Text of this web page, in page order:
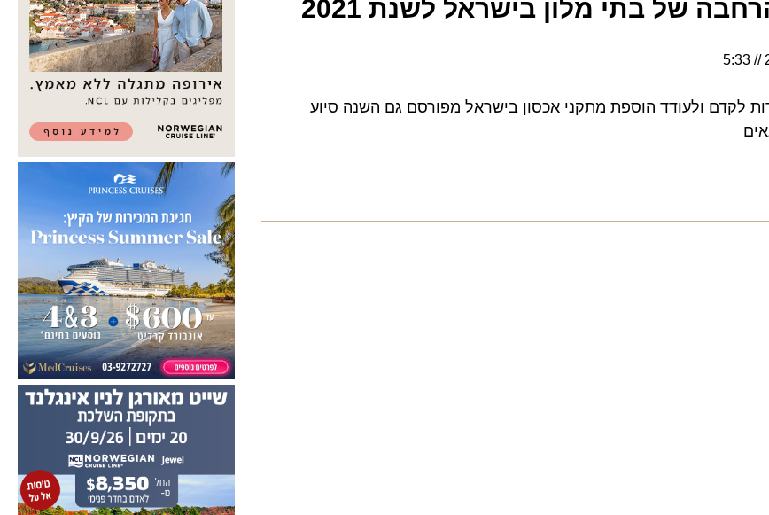
של בתי מלון בישראל לשנת 2021
ולעודד הוספת מתקני אכסון בישראל מפורסם גם השנה סיוע